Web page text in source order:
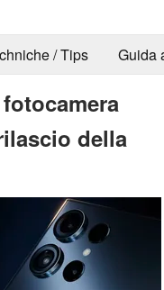
/ Tips Guida
della